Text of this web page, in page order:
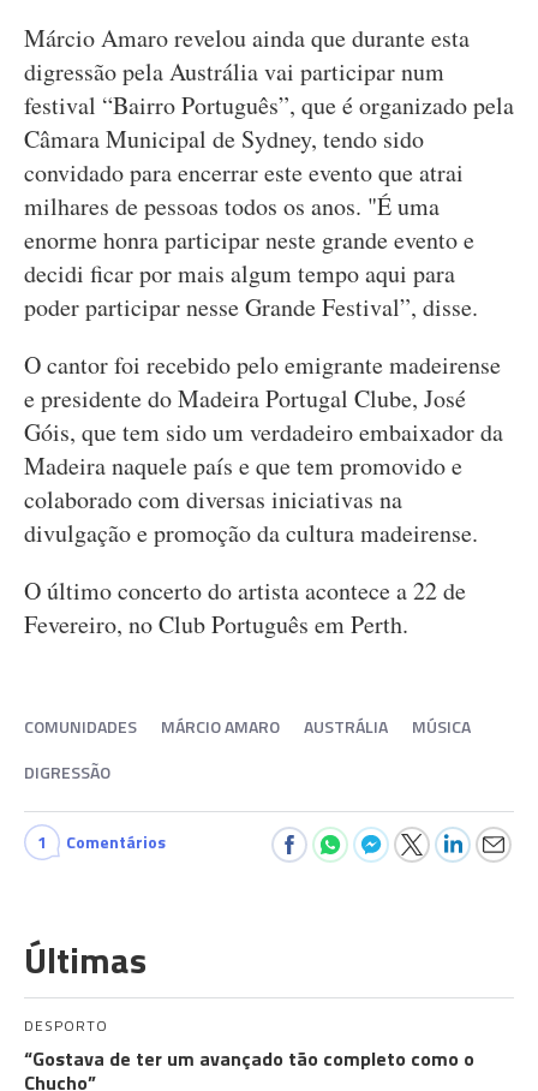
Márcio Amaro revelou ainda que durante esta
digressão pela Austrália vai participar num
festival “Bairro Português”, que é organizado pela
Câmara Municipal de Sydney, tendo sido
convidado para encerrar este evento que atrai
milhares de pessoas todos os anos. "É uma
enorme honra participar neste grande evento e
decidi ficar por mais algum tempo aqui para
poder participar nesse Grande Festival”, disse.
O cantor foi recebido pelo emigrante madeirense
e presidente do Madeira Portugal Clube, José
Góis, que tem sido um verdadeiro embaixador da
Madeira naquele país e que tem promovido e
colaborado com diversas iniciativas na
divulgação e promoção da cultura madeirense.
O último concerto do artista acontece a 22 de
Fevereiro, no Club Português em Perth.
COMUNIDADES MÁRCIO AMARO AUSTRÁLIA
MÚSICA
DIGRESSÃO
1 Comentários
Últimas
DESPORTO
“Gostava de ter um avançado tão completo como o
Chucho”